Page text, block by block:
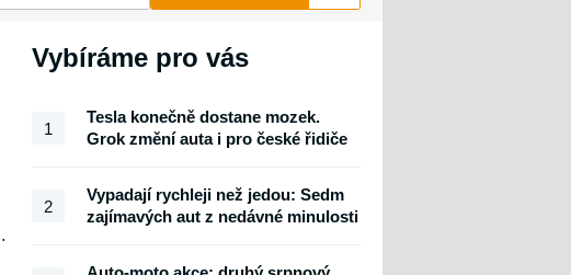
Vybíráme pro vás
1
Tesla konečně dostane mozek.
Grok změní auta i pro české řidiče
2
Vypadají rychleji než jedou: Sedm
zajímavých aut z nedávné minulosti